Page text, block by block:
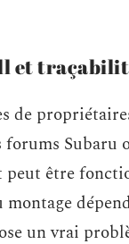
et
de
forums
être
un vrai